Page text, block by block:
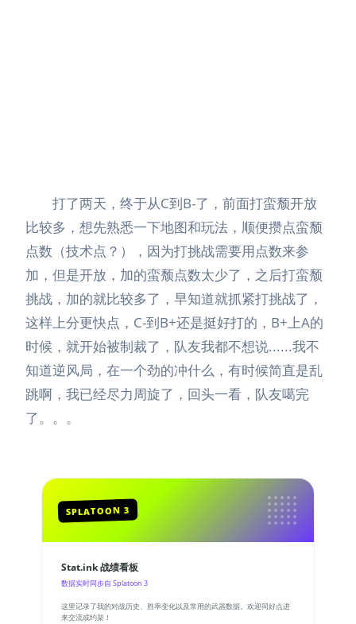
打了两天，终于从C到B-了，前面打蛮颓开放
比较多，想先熟悉一下地图和玩法，顺便攒点蛮颓
点数（技术点？），因为打挑战需要用点数来参
加，但是开放，加的蛮颓点数太少了，之后打蛮颓
挑战，加的就比较多了，早知道就抓紧打挑战了，
这样上分更快点，C-到B+还是挺好打的，B+上A的
时候，就开始被制裁了，队友我都不想说......我不
知道逆风局，在一个劲的冲什么，有时候简直是乱
跳啊，我已经尽力周旋了，回头一看，队友噶完
了。。。
SPLATOON 3
Stat.ink 战绩看板
数据实时同步自 Splatoon 3
这里记录了我的对战历史、胜率变化以及常用的武器数据。欢迎同好点进
来交流或约架！